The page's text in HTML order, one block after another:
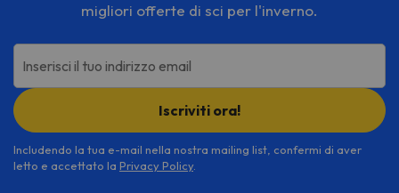
migliori offerte di sci per l'inverno.
Inserisci il tuo indirizzo email
Iscriviti ora!
Includendo la tua e-mail nella nostra mailing list, confermi di aver
letto e accettato la Privacy Policy.